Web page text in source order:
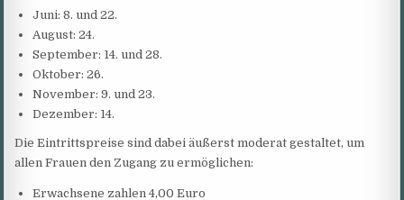
Juni: 8. und 22.
August: 24.
September: 14. und 28.
Oktober: 26.
November: 9. und 23.
Dezember: 14.
Die Eintrittspreise sind dabei äußerst moderat gestaltet, um
allen Frauen den Zugang zu ermöglichen:
Erwachsene zahlen 4,00 Euro